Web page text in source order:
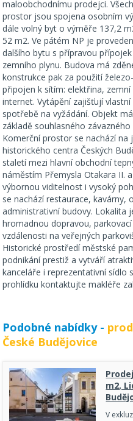
maloobchodnímu prodejci.
prostor jsou spojena osobním
dále volný byt o výměře 137,2
52 m2. Ve pátém NP je
dalšího bytu s přípravou
zemního plynu. Budova má
konstrukce pak za použití
připojen k sítím: elektřina,
internet. Vytápění zajišťují
spotřebě na vyžádání. Objekt
základě souhlasného
Komerční prostor se nachází na
historického centra Českých
staletí mezi hlavní obchodní
náměstím Přemysla Otakara II.
výbornou viditelnost i vysoký
se nachází restaurace, kavárny,
administrativní budovy. Lokalita
hromadnou dopravou,
vzdálenosti na veřejných
Historické prostředí městské
podnikání prestiž a vytváří
kanceláře i reprezentativní sídlo
prohlídku kontaktujte makléře
Podobné nabídky -
České Budějovice
m2,
V